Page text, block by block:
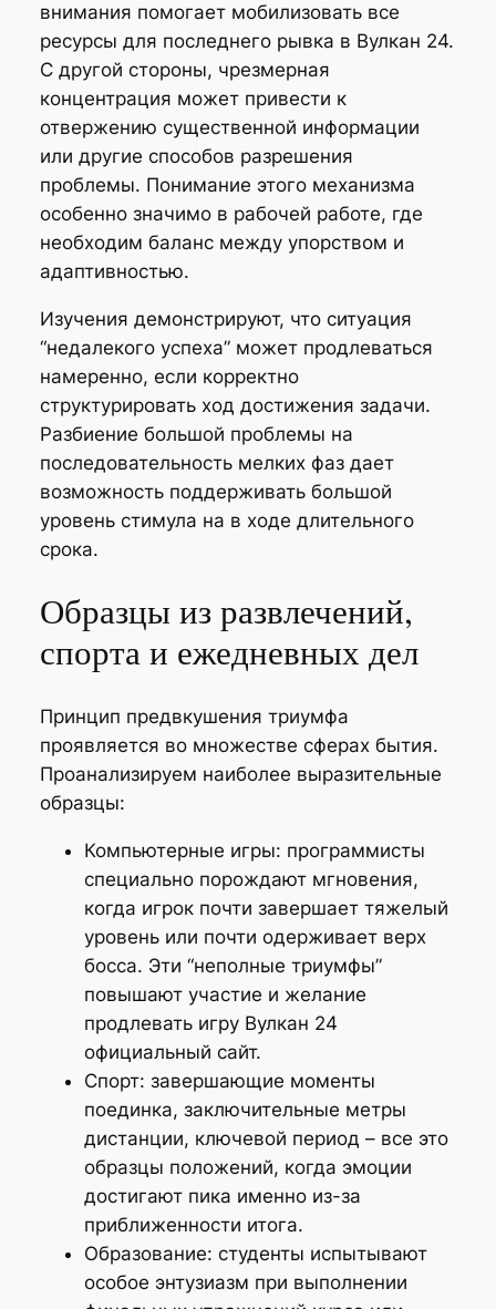
внимания помогает мобилизовать все
ресурсы для последнего рывка в Вулкан 24.
С другой стороны, чрезмерная
концентрация может привести к
отвержению существенной информации
или другие способов разрешения
проблемы. Понимание этого механизма
особенно значимо в рабочей работе, где
необходим баланс между упорством и
адаптивностью.
Изучения демонстрируют, что ситуация
“недалекого успеха” может продлеваться
намеренно, если корректно
структурировать ход достижения задачи.
Разбиение большой проблемы на
последовательность мелких фаз дает
возможность поддерживать большой
уровень стимула на в ходе длительного
срока.
Образцы из развлечений,
спорта и ежедневных дел
Принцип предвкушения триумфа
проявляется во множестве сферах бытия.
Проанализируем наиболее выразительные
образцы:
Компьютерные игры: программисты
специально порождают мгновения,
когда игрок почти завершает тяжелый
уровень или почти одерживает верх
босса. Эти “неполные триумфы”
повышают участие и желание
продлевать игру Вулкан 24
официальный сайт.
Спорт: завершающие моменты
поединка, заключительные метры
дистанции, ключевой период – все это
образцы положений, когда эмоции
достигают пика именно из-за
приближенности итога.
Образование: студенты испытывают
особое энтузиазм при выполнении